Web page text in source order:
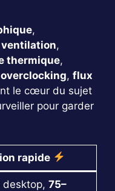
,
ventilation,
thermique,
overclocking, flux
le cœur du sujet
pour garder
rapide
desktop, 75–